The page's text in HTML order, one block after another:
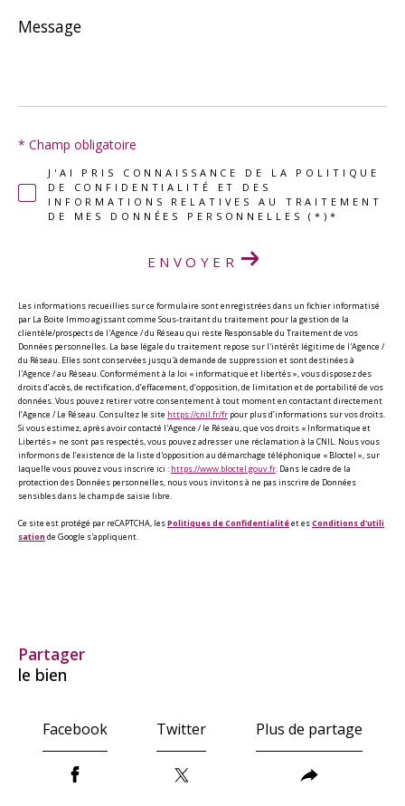
Message
*
J'AI PRIS CONNAISSANCE DE LA POLITIQUE
DE CONFIDENTIALITÉ ET DES
INFORMATIONS RELATIVES AU TRAITEMENT
DE MES DONNÉES PERSONNELLES (*)*
* Champ obligatoire
ENVOYER
Les informations recueillies sur ce formulaire sont enregistrées dans un fichier informatisé
par La Boite Immo agissant comme Sous-traitant du traitement pour la gestion de la
clientèle/prospects de l'Agence / du Réseau qui reste Responsable du Traitement de vos
Données personnelles. La base légale du traitement repose sur l'intérêt légitime de l'Agence /
du Réseau. Elles sont conservées jusqu'à demande de suppression et sont destinées à
l'Agence / au Réseau. Conformément à la loi « informatique et libertés », vous disposez des
droits d’accès, de rectification, d’effacement, d’opposition, de limitation et de portabilité de vos
données. Vous pouvez retirer votre consentement à tout moment en contactant directement
l’Agence / Le Réseau. Consultez le site https://cnil.fr/fr pour plus d’informations sur vos droits.
Si vous estimez, après avoir contacté l'Agence / le Réseau, que vos droits « Informatique et
Libertés » ne sont pas respectés, vous pouvez adresser une réclamation à la CNIL. Nous vous
informons de l’existence de la liste d'opposition au démarchage téléphonique « Bloctel », sur
laquelle vous pouvez vous inscrire ici : https://www.bloctel.gouv.fr. Dans le cadre de la
protection des Données personnelles, nous vous invitons à ne pas inscrire de Données
sensibles dans le champ de saisie libre.
Ce site est protégé par reCAPTCHA, lesPolitiques de Confidentialitéet esConditions d'utili
sation de Google s'appliquent.
partager
le bien
Facebook Twitter Plus de partage